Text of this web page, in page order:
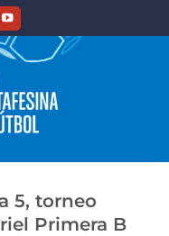
5, torneo
Primera B